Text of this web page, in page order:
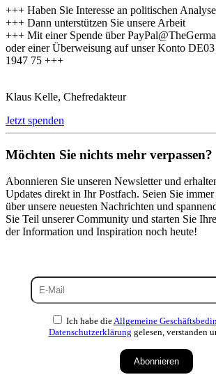
+++ Haben Sie Interesse an politischen
+++ Dann unterstützen Sie unsere Arbeit
+++ Mit einer Spende über
oder einer Überweisung auf unser Konto
1947 75 +++
Klaus Kelle, Chefredakteur
Jetzt spenden
Möchten Sie nichts mehr verpassen?
Abonnieren Sie unseren Newsletter und
Updates direkt in Ihr Postfach. Seien Sie
über unsere neuesten Nachrichten und
Sie Teil unserer Community und starten Sie
der Information und Inspiration noch heute!
Ich habe die Allgemeine
Datenschutzerklärung gelesen, verstanden
Abonnieren